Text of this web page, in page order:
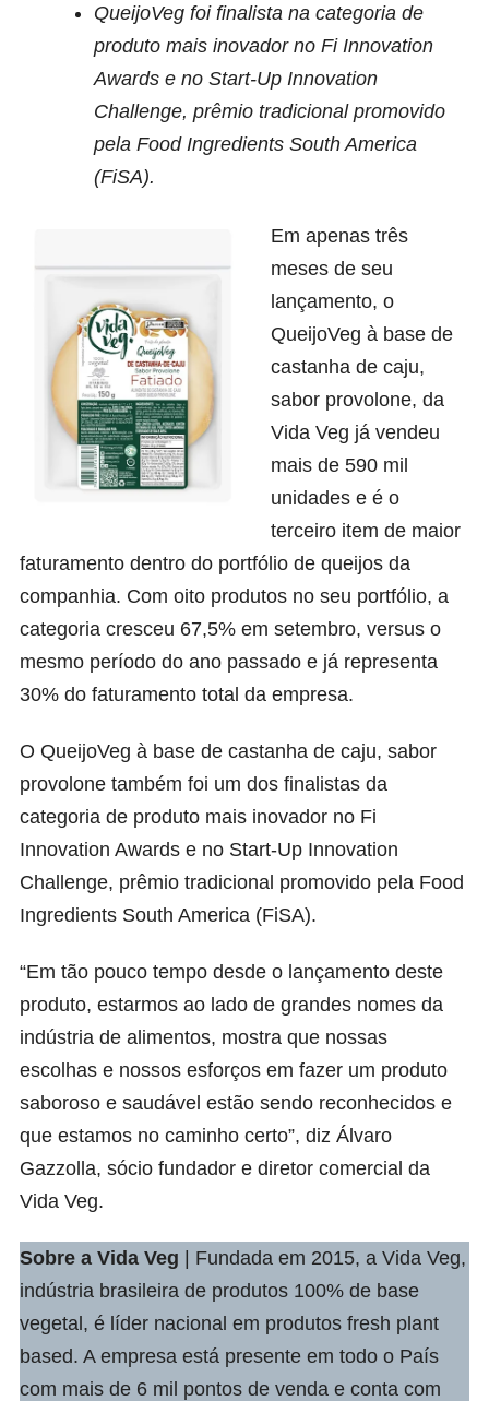
QueijoVeg foi finalista na categoria de
produto mais inovador no Fi Innovation
Awards e no Start-Up Innovation
Challenge, prêmio tradicional promovido
pela Food Ingredients South America
(FiSA).
Em apenas três
meses de seu
lançamento, o
QueijoVeg à base de
castanha de caju,
sabor provolone, da
Vida Veg já vendeu
mais de 590 mil
unidades e é o
terceiro item de maior
faturamento dentro do portfólio de queijos da
companhia. Com oito produtos no seu portfólio, a
categoria cresceu 67,5% em setembro, versus o
mesmo período do ano passado e já representa
30% do faturamento total da empresa.
O QueijoVeg à base de castanha de caju, sabor
provolone também foi um dos finalistas da
categoria de produto mais inovador no Fi
Innovation Awards e no Start-Up Innovation
Challenge, prêmio tradicional promovido pela Food
Ingredients South America (FiSA).
“Em tão pouco tempo desde o lançamento deste
produto, estarmos ao lado de grandes nomes da
indústria de alimentos, mostra que nossas
escolhas e nossos esforços em fazer um produto
saboroso e saudável estão sendo reconhecidos e
que estamos no caminho certo”, diz Álvaro
Gazzolla, sócio fundador e diretor comercial da
Vida Veg.
Sobre a Vida Veg | Fundada em 2015, a Vida Veg,
indústria brasileira de produtos 100% de base
vegetal, é líder nacional em produtos fresh plant
based. A empresa está presente em todo o País
com mais de 6 mil pontos de venda e conta com